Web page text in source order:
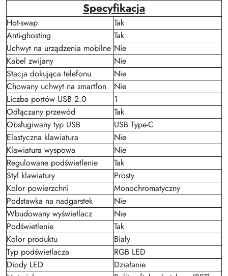
Specyfikacja
Hot-swap
Tak
Anti-ghosting
Tak
Uchwyt na urządzenia mobilne Nie
Kabel zwijany
Nie
Stacja dokująca telefonu
Nie
Chowany uchwyt na smartfon
Nie
Liczba portów USB 2.0
1
Odłączany przewód
Tak
Obsługiwany typ USB
USB Type-C
Elastyczna klawiatura
Nie
Klawiatura wyspowa
Nie
Regulowane podświetlenie
Tak
Styl klawiatury
Prosty
Kolor powierzchni
Monochromatyczny
Podstawka na nadgarstek
Nie
Wbudowany wyświetlacz
Nie
Podświetlenie
Tak
Kolor produktu
Biały
Typ podświetlacza
RGB LED
Diody LED
Działanie